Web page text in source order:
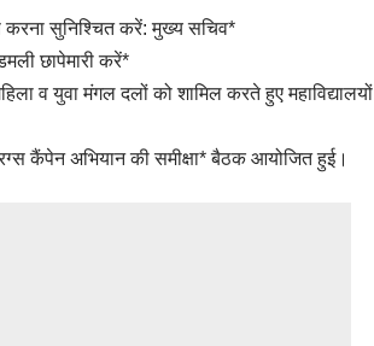
करना सुनिश्चित करें: मुख्य सचिव*
छापेमारी करें*
व युवा मंगल दलों को शामिल करते हुए महाविद्यालयों
कैंपेन अभियान की समीक्षा* बैठक आयोजित हुई।